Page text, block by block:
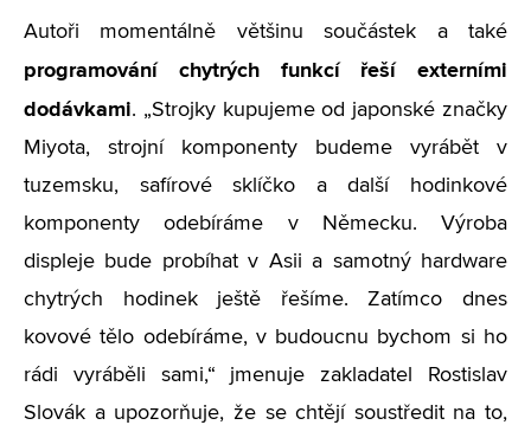
Autoři momentálně většinu součástek a také
programování chytrých funkcí řeší externími
dodávkami. „Strojky kupujeme od japonské značky
Miyota, strojní komponenty budeme vyrábět v
tuzemsku, safírové sklíčko a další hodinkové
komponenty odebíráme v Německu. Výroba
displeje bude probíhat v Asii a samotný hardware
chytrých hodinek ještě řešíme. Zatímco dnes
kovové tělo odebíráme, v budoucnu bychom si ho
rádi vyráběli sami,“ jmenuje zakladatel Rostislav
Slovák a upozorňuje, že se chtějí soustředit na to,